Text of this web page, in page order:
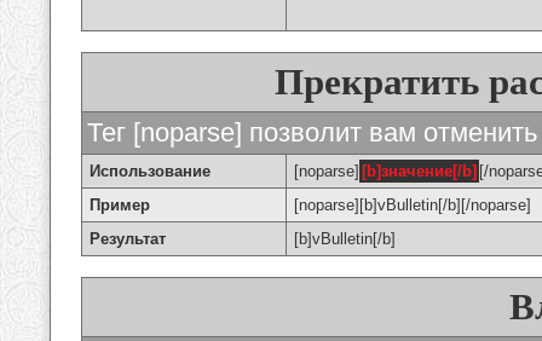
Прекратить
Тег [noparse] позволит вам
Использование [noparse] [b]значение[/b] [/
Пример
[noparse][b]vBulletin[/b][/noparse]
Результат
[b]vBulletin[/b]